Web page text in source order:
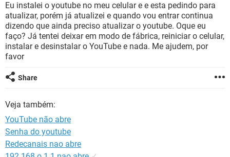
INSTAGRAM GMAIL
GUIA DE COMPRAS
OUTLOOK EXCEL
INSTAGRAM GMAIL
GUIA DE COMPRAS
Eu instalei o youtube no meu celular e e esta pedindo para
atualizar, porém já atualizei e quando vou entrar continua
dizendo que ainda preciso atualizar o youtube. Oque eu
faço? Já tentei deixar em modo de fábrica, reiniciar o celular,
instalar e desinstalar o YouTube e nada. Me ajudem, por
favor
Share
Veja também:
YouTube não abre
Senha do youtube
Redecanais nao abre